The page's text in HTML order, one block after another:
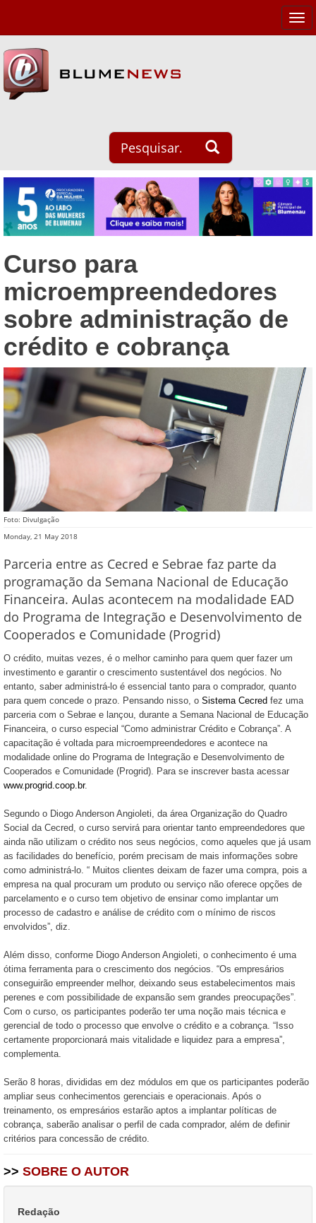
Curso para
microempreendedores
sobre administração de
crédito e cobrança
Foto: Divulgação
Monday, 21 May 2018
Parceria entre as Cecred e Sebrae faz parte da
programação da Semana Nacional de Educação
Financeira. Aulas acontecem na modalidade EAD
do Programa de Integração e Desenvolvimento de
Cooperados e Comunidade (Progrid)
O crédito, muitas vezes, é o melhor caminho para quem quer fazer um
investimento e garantir o crescimento sustentável dos negócios. No
entanto, saber administrá-lo é essencial tanto para o comprador, quanto
para quem concede o prazo. Pensando nisso, o Sistema Cecred fez uma
parceria com o Sebrae e lançou, durante a Semana Nacional de Educação
Financeira, o curso especial “Como administrar Crédito e Cobrança”. A
capacitação é voltada para microempreendedores e acontece na
modalidade online do Programa de Integração e Desenvolvimento de
Cooperados e Comunidade (Progrid). Para se inscrever basta acessar
www.progrid.coop.br.
Segundo o Diogo Anderson Angioleti, da área Organização do Quadro
Social da Cecred, o curso servirá para orientar tanto empreendedores que
ainda não utilizam o crédito nos seus negócios, como aqueles que já usam
as facilidades do benefício, porém precisam de mais informações sobre
como administrá-lo. “ Muitos clientes deixam de fazer uma compra, pois a
empresa na qual procuram um produto ou serviço não oferece opções de
parcelamento e o curso tem objetivo de ensinar como implantar um
processo de cadastro e análise de crédito com o mínimo de riscos
envolvidos”, diz.
Além disso, conforme Diogo Anderson Angioleti, o conhecimento é uma
ótima ferramenta para o crescimento dos negócios. “Os empresários
conseguirão empreender melhor, deixando seus estabelecimentos mais
perenes e com possibilidade de expansão sem grandes preocupações”.
Com o curso, os participantes poderão ter uma noção mais técnica e
gerencial de todo o processo que envolve o crédito e a cobrança. “Isso
certamente proporcionará mais vitalidade e liquidez para a empresa”,
complementa.
Serão 8 horas, divididas em dez módulos em que os participantes poderão
ampliar seus conhecimentos gerenciais e operacionais. Após o
treinamento, os empresários estarão aptos a implantar políticas de
cobrança, saberão analisar o perfil de cada comprador, além de definir
critérios para concessão de crédito.
>> SOBRE O AUTOR
Redação